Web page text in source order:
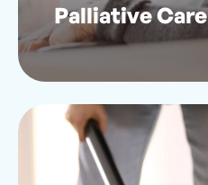
Palliative Care